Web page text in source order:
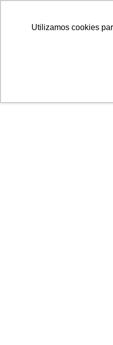
Utilizamos cookies